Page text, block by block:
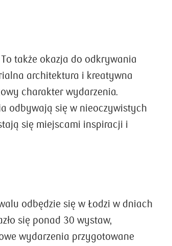
także okazja do odkrywania
architektura i kreatywna
charakter wydarzenia.
odbywają się w nieoczywistych
się miejscami inspiracji i
odbędzie się w Łodzi w dniach
się ponad 30 wystaw,
wydarzenia przygotowane